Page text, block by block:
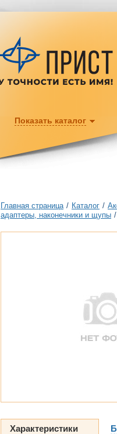
Показать каталог
Главная страница / Каталог /
адаптеры, наконечники и щупы /
Характеристики